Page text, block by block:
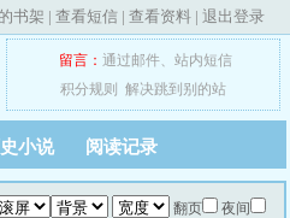
书架 | 查看短信 | 查看资料 | 退出登录
留言： 通过邮件、 站内短信
积分规则
解决跳到别的站
小说 阅读记录
翻页 夜间